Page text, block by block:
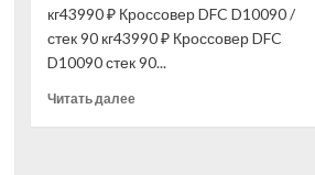
INEX
IN/IVD-
8,
кг
кг43990 ₽ Кроссовер DFC D10090 /
стек 90 кг43990 ₽ Кроссовер DFC
D10090 стек 90...
Читать далееПрочитать